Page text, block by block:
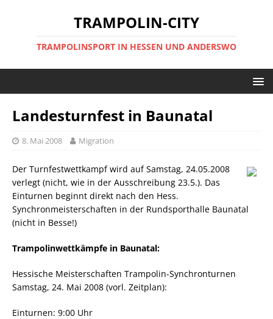
TRAMPOLIN-CITY
TRAMPOLINSPORT IN HESSEN UND ANDERSWO
Landesturnfest in Baunatal
8. Mai 2008 Migration
Der Turnfestwettkampf wird auf Samstag, 24.05.2008
verlegt (nicht, wie in der Ausschreibung 23.5.). Das
Einturnen beginnt direkt nach den Hess.
Synchronmeisterschaften in der Rundsporthalle Baunatal
(nicht in Besse!)
Trampolinwettkämpfe in Baunatal:
Hessische Meisterschaften Trampolin-Synchronturnen
Samstag, 24. Mai 2008 (vorl. Zeitplan):
Einturnen: 9:00 Uhr